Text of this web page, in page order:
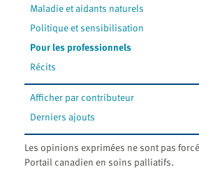
Maladie et aidants naturels
Politique et sensibilisation
Pour les professionnels
Récits
Afficher par contributeur
Derniers ajouts
Les opinions exprimées ne sont pas
Portail canadien en soins palliatifs.